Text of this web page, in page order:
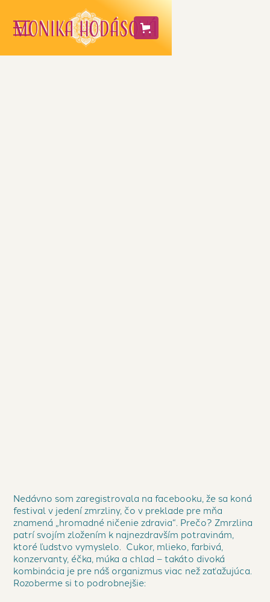
Nedávno som zaregistrovala na facebooku, že sa koná
festival v jedení zmrzliny, čo v preklade pre mňa
znamená „hromadné ničenie zdravia“. Prečo? Zmrzlina
patrí svojím zložením k najnezdravším potravinám,
ktoré ľudstvo vymyslelo. Cukor, mlieko, farbivá,
konzervanty, éčka, múka a chlad – takáto divoká
kombinácia je pre náš organizmus viac než zaťažujúca.
Rozoberme si to podrobnejšie: